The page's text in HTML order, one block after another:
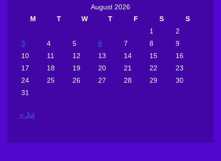
August 2026
M
T W T F S
S
1
2
3
4 5 6 7 8
9
10
11 12 13 14 15
16
17
18 19 20 21 22
23
24
25 26 27 28 29
30
31
« Jul